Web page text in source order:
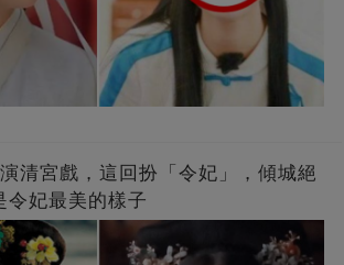
清宮戲，這回扮「令妃」，傾城絕
令妃最美的樣子